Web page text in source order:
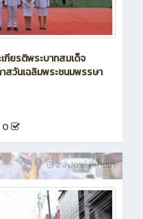
กียรติพระบาทสมเด็จ
สวันเฉลิมพระชนมพรรษา
0
2 สัปดาห์ ที่ผ่านมา